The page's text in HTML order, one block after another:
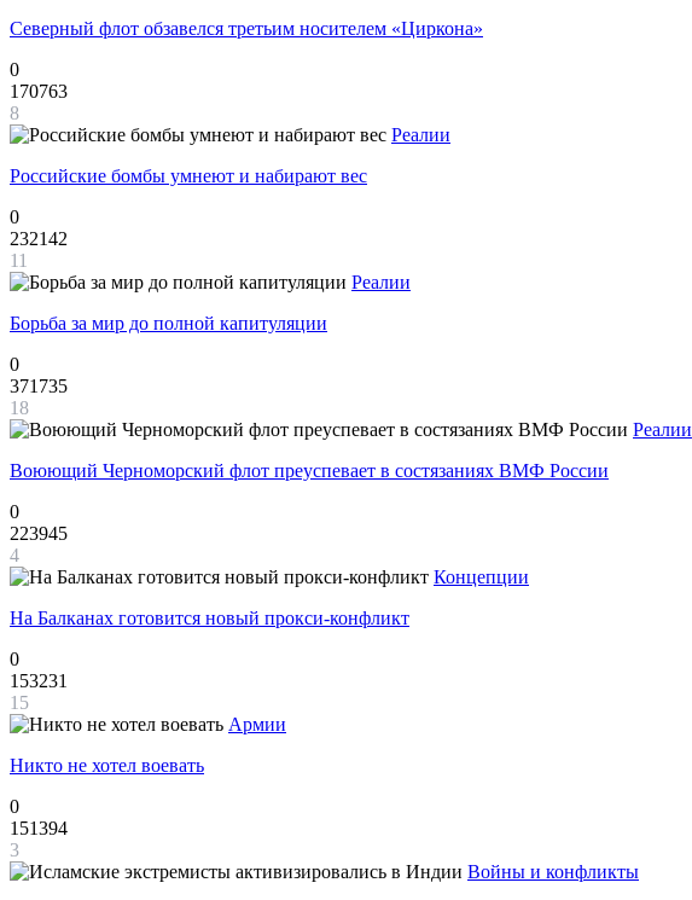
Северный флот обзавелся третьим носителем «Циркона»
0
170763
8
Реалии
Российские бомбы умнеют и набирают вес
0
232142
11
Реалии
Борьба за мир до полной капитуляции
0
371735
18
Реалии
Воюющий Черноморский флот преуспевает в состязаниях ВМФ России
0
223945
4
Концепции
На Балканах готовится новый прокси-конфликт
0
153231
15
Армии
Никто не хотел воевать
0
151394
3
Войны и конфликты